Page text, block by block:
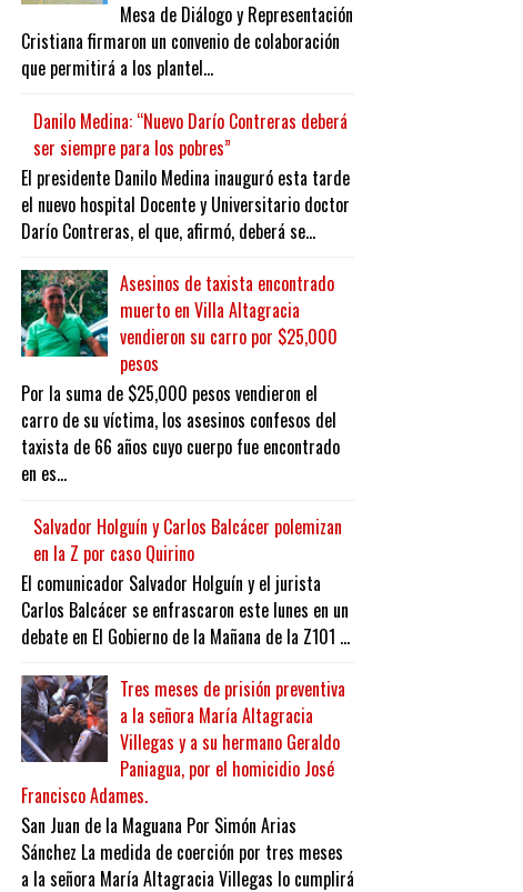
Mesa de Diálogo y Representación
Cristiana firmaron un convenio de colaboración
que permitirá a los plantel...
Danilo Medina: “Nuevo Darío Contreras deberá
ser siempre para los pobres”
El presidente Danilo Medina inauguró esta tarde
el nuevo hospital Docente y Universitario doctor
Darío Contreras, el que, afirmó, deberá se...
Asesinos de taxista encontrado
muerto en Villa Altagracia
vendieron su carro por $25,000
pesos
Por la suma de $25,000 pesos vendieron el
carro de su víctima, los asesinos confesos del
taxista de 66 años cuyo cuerpo fue encontrado
en es...
Salvador Holguín y Carlos Balcácer polemizan
en la Z por caso Quirino
El comunicador Salvador Holguín y el jurista
Carlos Balcácer se enfrascaron este lunes en un
debate en El Gobierno de la Mañana de la Z101 ...
Tres meses de prisión preventiva
a la señora María Altagracia
Villegas y a su hermano Geraldo
Paniagua, por el homicidio José
Francisco Adames.
San Juan de la Maguana Por Simón Arias
Sánchez La medida de coerción por tres meses
a la señora María Altagracia Villegas lo cumplirá